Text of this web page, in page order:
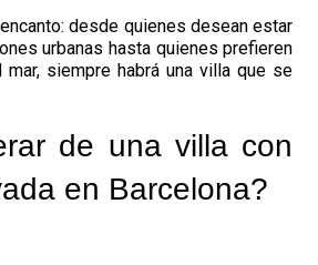
desde quienes desean estar
urbanas hasta quienes prefieren
siempre habrá una villa que se
de una villa con
en Barcelona?